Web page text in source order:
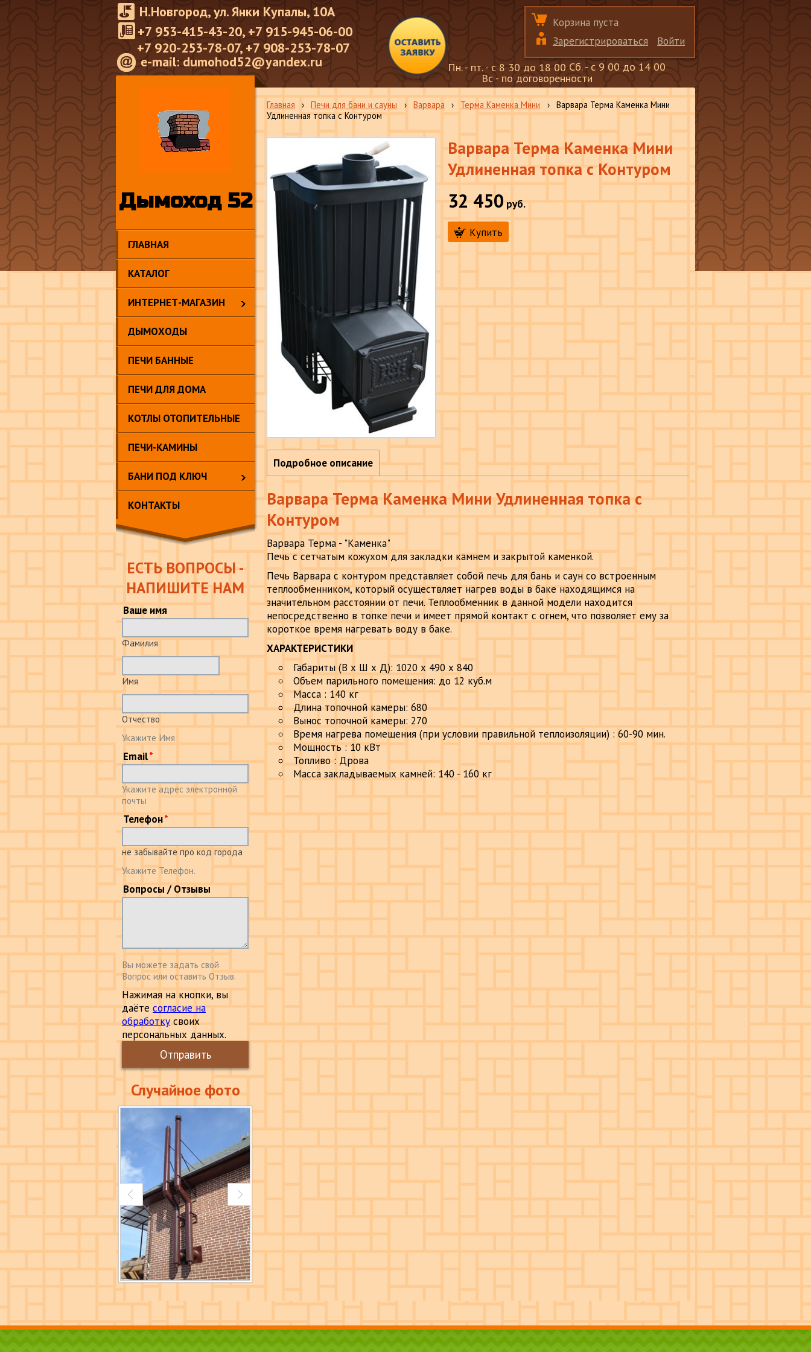
Н.Новгород, ул. Янки Купалы, 10А
+7 953-415-43-20, +7 915-945-06-00
e-mail: dumohod52@yandex.ru
Пн. - пт. - с 8 30 до 18 00 Сб. - с 9 00 до 14 00
Вc - по договоренности
+7 920-253-78-07, +7 908-253-78-07
Корзина пуста
Зарегистрироваться
Войти
Дымоход 52
ГЛАВНАЯ
КАТАЛОГ
ИНТЕРНЕТ-МАГАЗИН
ДЫМОХОДЫ
ПЕЧИ БАННЫЕ
ПЕЧИ ДЛЯ ДОМА
КОТЛЫ ОТОПИТЕЛЬНЫЕ
ПЕЧИ-КАМИНЫ
БАНИ ПОД КЛЮЧ
КОНТАКТЫ
ЕСТЬ ВОПРОСЫ -
НАПИШИТЕ НАМ
Ваше имя
Фамилия
Имя
Отчество
Укажите Имя
Email
Укажите адрес электронной
почты
Телефон
не забывайте про код города
Укажите Телефон.
Вопросы / Отзывы
Вы можете задать свой
Вопрос или оставить Отзыв.
Нажимая на кнопки, вы
даёте согласие на
обработкусвоих
персональных данных.
Отправить
Случайное фото
Главная › Печи для бани и сауны › Варвара › Терма Каменка Мини ›
Варвара Терма Каменка Мини
Удлиненная топка с Контуром
Варвара Терма Каменка Мини
Удлиненная топка с Контуром
32 450руб.
Купить
Подробное описание
Варвара Терма Каменка Мини Удлиненная топка с
Контуром
Варвара Терма - "Каменка"
Печь с сетчатым кожухом для закладки камнем и закрытой каменкой.
Печь Варвара с контуром представляет собой печь для бань и саун со встроенным
теплообменником, который осуществляет нагрев воды в баке находящимся на
значительном расстоянии от печи. Теплообменник в данной модели находится
непосредственно в топке печи и имеет прямой контакт с огнем, что позволяет ему за
короткое время нагревать воду в баке.
ХАРАКТЕРИСТИКИ
Габариты (В х Ш х Д): 1020 х 490 х 840
Объем парильного помещения: до 12 куб.м
Масса : 140 кг
Длина топочной камеры: 680
Вынос топочной камеры: 270
Время нагрева помещения (при условии правильной теплоизоляции) : 60-90 мин.
Мощность : 10 кВт
Топливо : Дрова
Масса закладываемых камней: 140 - 160 кг